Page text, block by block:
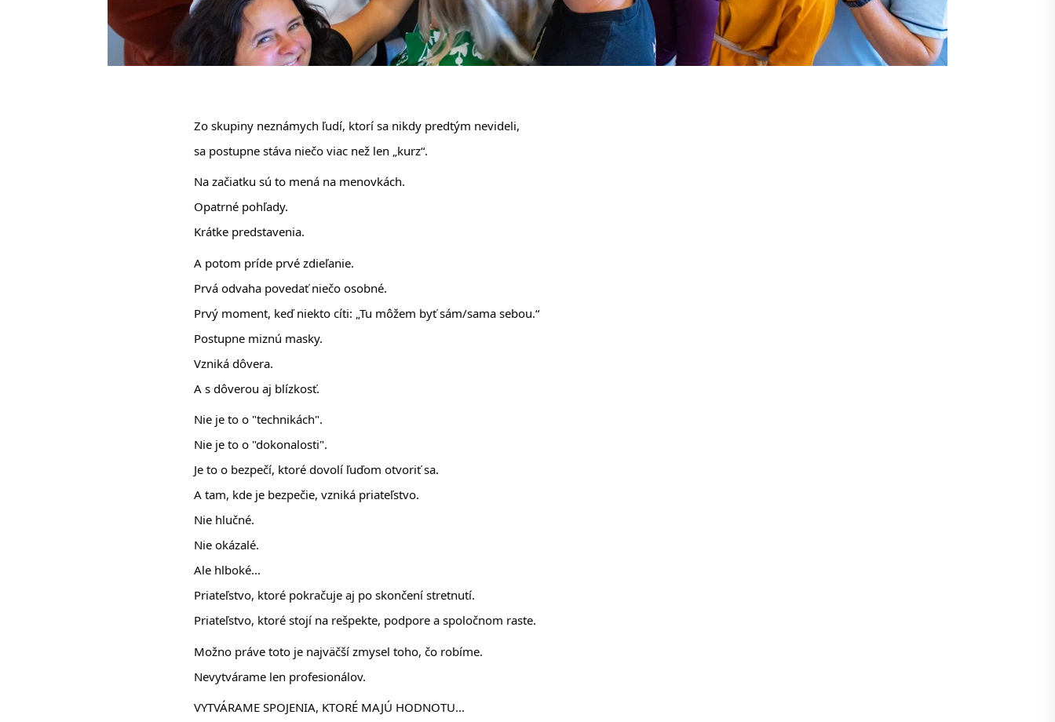
Zo skupiny neznámych ľudí, ktorí sa nikdy predtým nevideli,
sa postupne stáva niečo viac než len „kurz“.
Na začiatku sú to mená na menovkách.
Opatrné pohľady.
Krátke predstavenia.
A potom príde prvé zdieľanie.
Prvá odvaha povedať niečo osobné.
Prvý moment, keď niekto cíti: „Tu môžem byť sám/sama sebou.“
Postupne miznú masky.
Vzniká dôvera.
A s dôverou aj blízkosť.
Nie je to o "technikách".
Nie je to o "dokonalosti".
Je to o bezpečí, ktoré dovolí ľuďom otvoriť sa.
A tam, kde je bezpečie, vzniká priateľstvo.
Nie hlučné.
Nie okázalé.
Ale hlboké...
Priateľstvo, ktoré pokračuje aj po skončení stretnutí.
Priateľstvo, ktoré stojí na rešpekte, podpore a spoločnom raste.
Možno práve toto je najväčší zmysel toho, čo robíme.
Nevytvárame len profesionálov.
VYTVÁRAME SPOJENIA, KTORÉ MAJÚ HODNOTU...